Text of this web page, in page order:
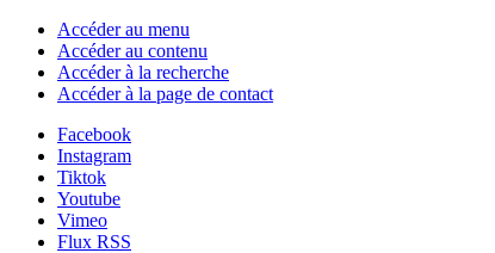
Accéder au menu
Accéder au contenu
Accéder à la recherche
Accéder à la page de contact
Facebook
Instagram
Tiktok
Youtube
Vimeo
Flux RSS